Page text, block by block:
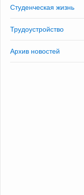
Студенческая жизнь
Трудоустройство
Архив новостей